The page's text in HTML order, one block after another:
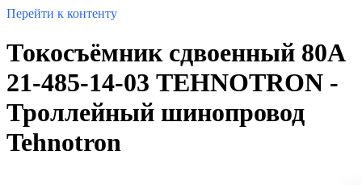
Перейти к контенту
Токосъёмник сдвоенный 80А
21-485-14-03 TEHNOTRON -
Троллейный шинопровод
Tehnotron